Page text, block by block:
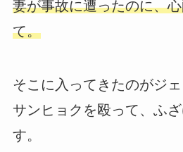
妻が事故に遭ったのに、
て。
そこに入ってきたのがジェ
サンヒョクを殴って、ふ
す。